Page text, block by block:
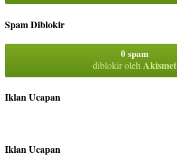
Spam Diblokir
0 spam
diblokir oleh Akismet
Iklan Ucapan
Iklan Ucapan